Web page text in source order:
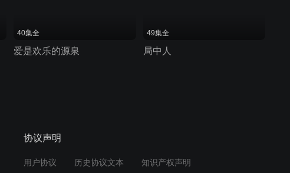
40集全
爱是欢乐的源泉
49集全
局中人
协议声明
用户协议 历史协议文本 知识产权声明